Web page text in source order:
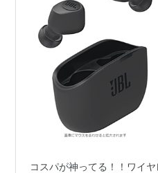
コスパが神ってる！！ワイ